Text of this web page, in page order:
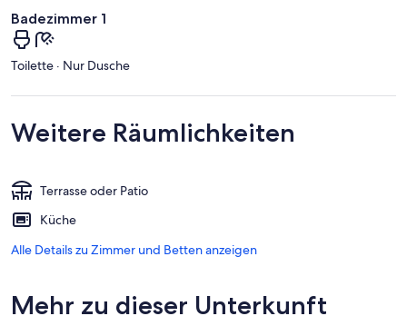
Badezimmer 1
Toilette · Nur Dusche
Weitere Räumlichkeiten
Terrasse oder Patio
Küche
Alle Details zu Zimmer und Betten anzeigen
Mehr zu dieser Unterkunft